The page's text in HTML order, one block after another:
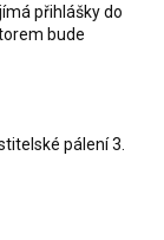
přihlášky do
bude
pálení 3.